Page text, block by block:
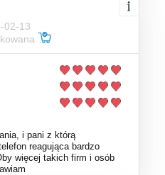
02-13
i pani z którą
reagująca bardzo
więcej takich firm i osób